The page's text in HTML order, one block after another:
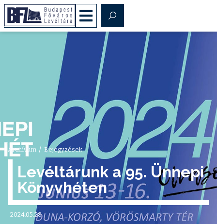
Archívum / Bejegyzések
Levéltárunk a 95. Ünnepi
Könyvhéten
2024.05.28